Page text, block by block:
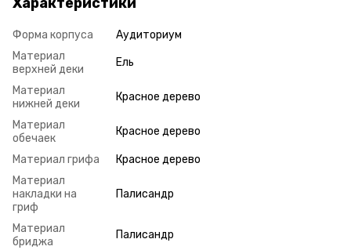
Форма корпуса
Аудиториум
Материал
верхней деки
Ель
Материал
нижней деки
Красное дерево
Материал
обечаек
Красное дерево
Материал грифа
Красное дерево
Материал
накладки на
гриф
Палисандр
Материал
бриджа
Палисандр